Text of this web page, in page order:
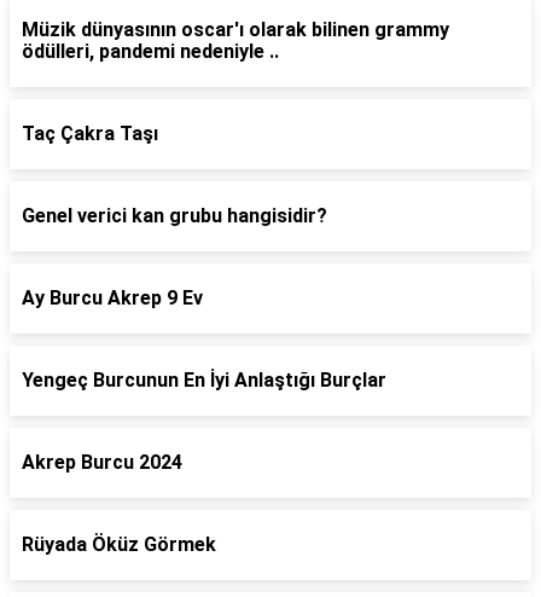
Müzik dünyasının oscar'ı olarak bilinen grammy
ödülleri, pandemi nedeniyle ..
Taç Çakra Taşı
Genel verici kan grubu hangisidir?
Ay Burcu Akrep 9 Ev
Yengeç Burcunun En İyi Anlaştığı Burçlar
Akrep Burcu 2024
Rüyada Öküz Görmek